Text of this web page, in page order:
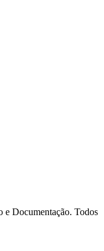
e Documentação. Todos